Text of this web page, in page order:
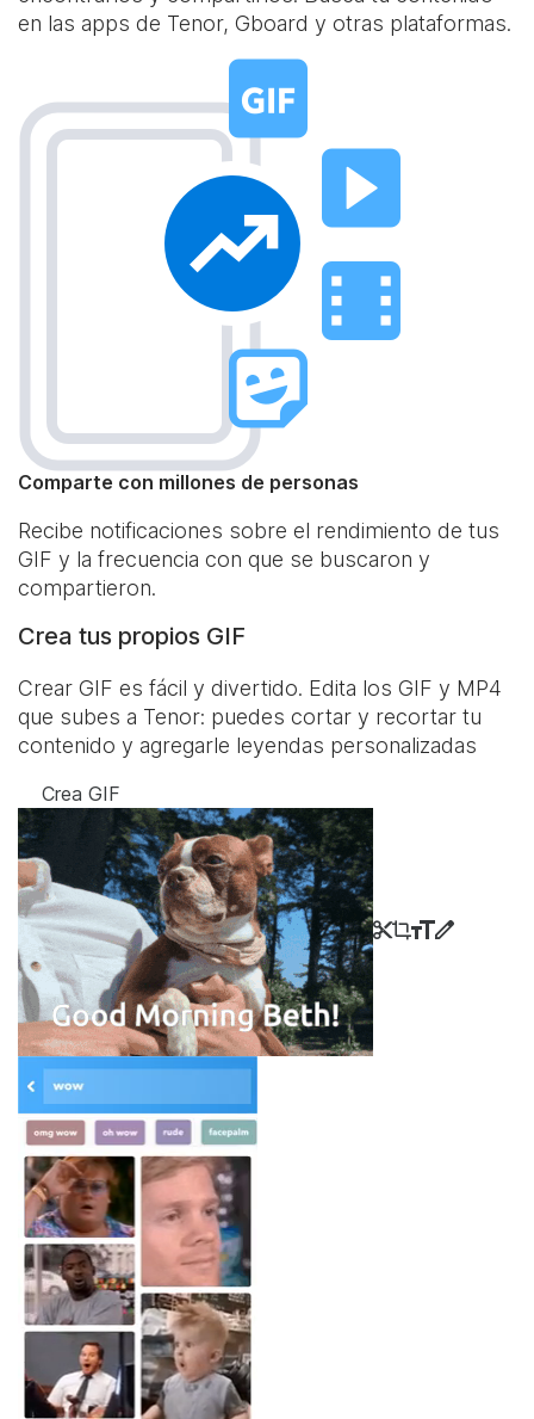
en las apps de Tenor, Gboard y otras plataformas.
Comparte con millones de personas
Recibe notificaciones sobre el rendimiento de tus
GIF y la frecuencia con que se buscaron y
compartieron.
Crea tus propios GIF
Crear GIF es fácil y divertido. Edita los GIF y MP4
que subes a Tenor: puedes cortar y recortar tu
contenido y agregarle leyendas personalizadas
Crea GIF